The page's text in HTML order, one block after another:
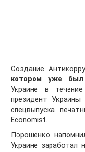
Создание
котором уже был
Украине в
президент
спецвыпуска
Economist.
Порошенко
Украине заработал